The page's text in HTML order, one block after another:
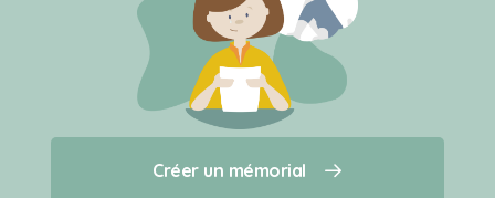
Créer un mémorial
Qui sommes-nous ?
Créer un mémorial